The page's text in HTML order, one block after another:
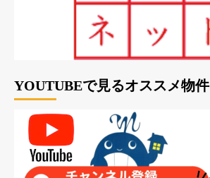
YOUTUBEで見るオススメ物件